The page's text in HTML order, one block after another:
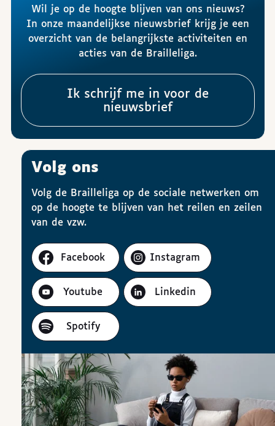
Wil je op de hoogte blijven van ons nieuws?
In onze maandelijkse nieuwsbrief krijg je een
overzicht van de belangrijkste activiteiten en
acties van de Brailleliga.
Ik schrijf me in voor de
nieuwsbrief
Volg ons
Volg de Brailleliga op de sociale netwerken om
op de hoogte te blijven van het reilen en zeilen
van de vzw.
Facebook Instagram
Youtube Linkedin
Spotify